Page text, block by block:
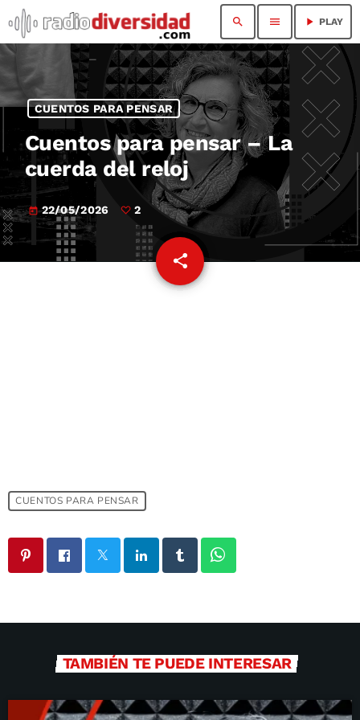
search menu play_arrow PLAY
CUENTOS PARA PENSAR
Cuentos para pensar – La
cuerda del reloj
today 22/05/2026 2
share
email
CUENTOS PARA PENSAR
TAMBIÉN TE PUEDE INTERESAR